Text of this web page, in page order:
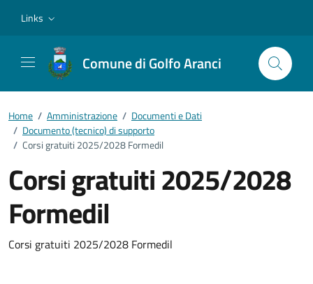
Links
Comune di Golfo Aranci
Home / Amministrazione / Documenti e Dati
/ Documento (tecnico) di supporto
/ Corsi gratuiti 2025/2028 Formedil
Corsi gratuiti 2025/2028
Formedil
Dettagli del documento
Corsi gratuiti 2025/2028 Formedil